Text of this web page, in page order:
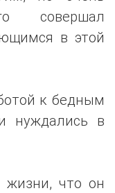
совершал
в этой
к бедным
нуждались в
жизни, что он